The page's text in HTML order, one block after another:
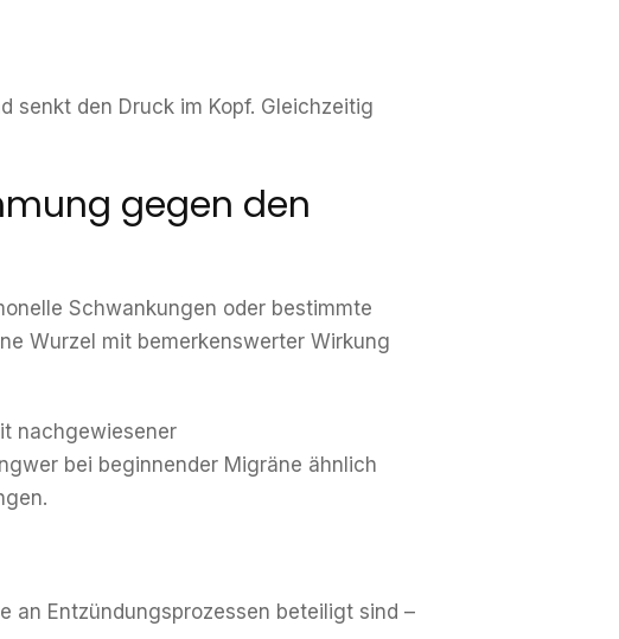
senkt den Druck im Kopf. Gleichzeitig
gegen den
Schwankungen oder bestimmte
Wurzel mit bemerkenswerter Wirkung
nachgewiesener
bei beginnender Migräne ähnlich
an Entzündungsprozessen beteiligt sind –